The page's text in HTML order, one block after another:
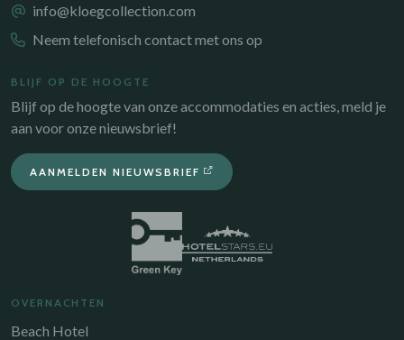
info@kloegcollection.com
Neem telefonisch contact met ons op
BLIJF OP DE HOOGTE
Blijf op de hoogte van onze accommodaties en acties, meld je
aan voor onze nieuwsbrief!
AANMELDEN NIEUWSBRIEF
OVERNACHTEN
Beach Hotel